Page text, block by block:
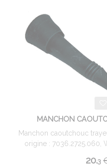
MANCHON
Manchon caoutchouc
origine : 7036.2725.060,
20.3